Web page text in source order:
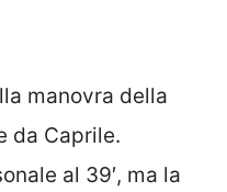
manovra della
da Caprile.
al 39′, ma la